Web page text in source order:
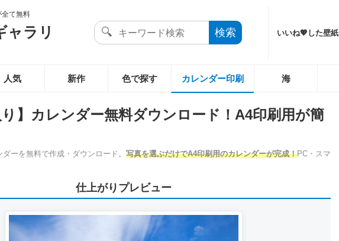
全て無料
ャラリ
いいね💖した壁紙
人気 新作 色で探す カレンダー印刷 海
り】カレンダー無料ダウンロード！A4印刷用が簡
ーを無料で作成・ダウンロード。 写真を選ぶだけでA4印刷用のカレンダーが完成！PC・スマ
仕上がりプレビュー